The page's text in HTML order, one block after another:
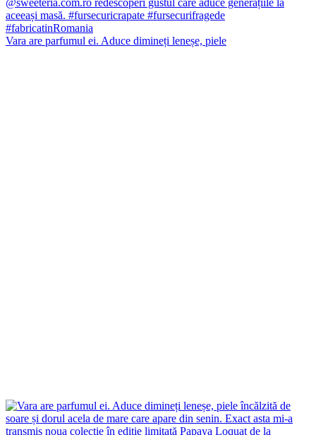
Vara are parfumul ei. Aduce dimineți leneșe, piele